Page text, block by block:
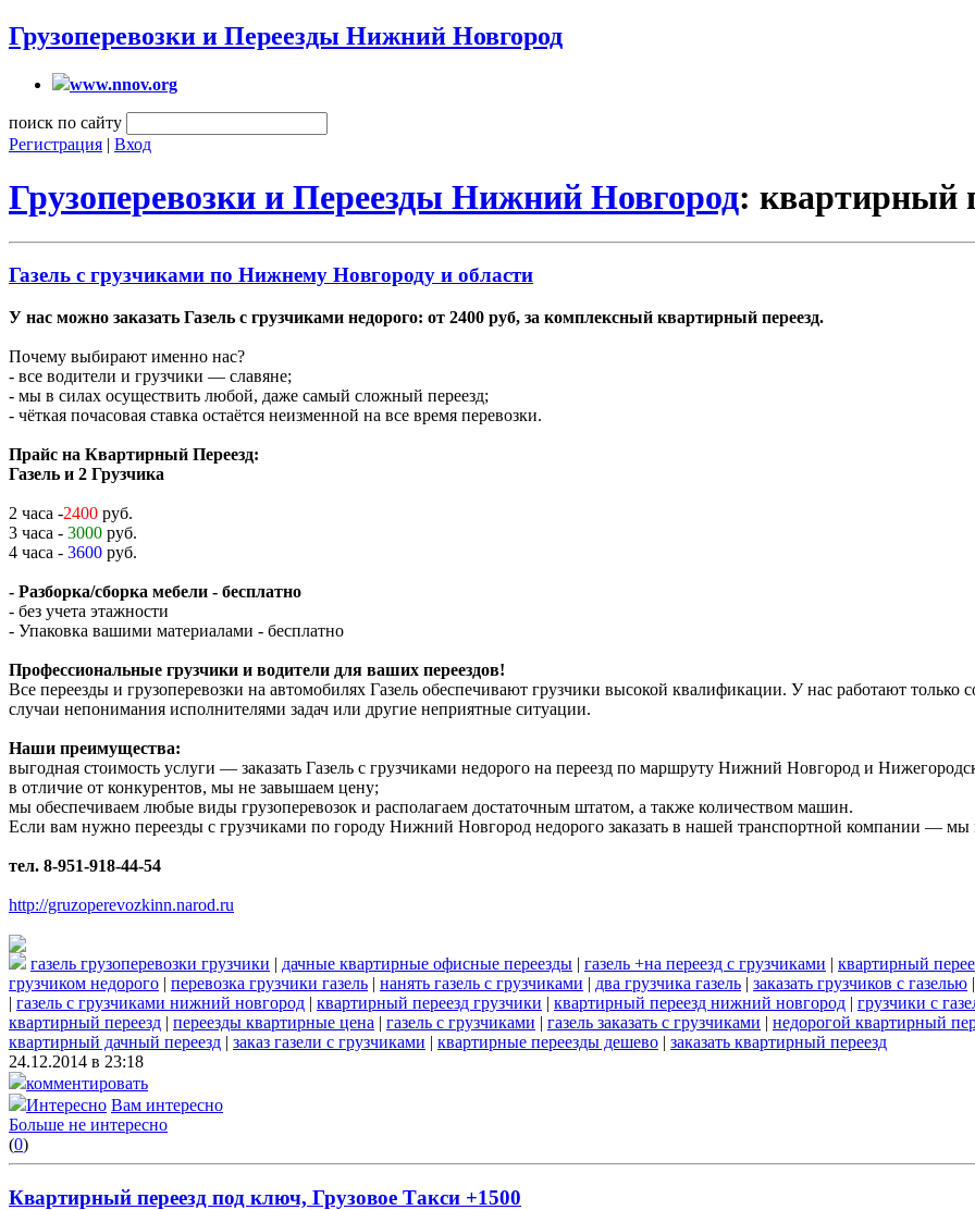
Грузоперевозки и Переезды Нижний Новгород
www.nnov.org
поиск по сайту
Регистрация | Вход
Грузоперевозки и Переезды Нижний Новгород: квартирный
Газель с грузчиками по Нижнему Новгороду и области
У нас можно заказать Газель с грузчиками недорого: от 2400 руб, за комплексный квартирный переезд.
Почему выбирают именно нас?
- все водители и грузчики — славяне;
- мы в силах осуществить любой, даже самый сложный переезд;
- чёткая почасовая ставка остаётся неизменной на все время перевозки.
Прайс на Квартирный Переезд:
Газель и 2 Грузчика
2 часа -2400 руб.
3 часа - 3000 руб.
4 часа - 3600 руб.
- Разборка/сборка мебели - бесплатно
- без учета этажности
- Упаковка вашими материалами - бесплатно
Профессиональные грузчики и водители для ваших переездов!
Все переезды и грузоперевозки на автомобилях Газель обеспечивают грузчики высокой квалификации. У нас работают
случаи непонимания исполнителями задач или другие неприятные ситуации.
Наши преимущества:
выгодная стоимость услуги — заказать Газель с грузчиками недорого на переезд по маршруту Нижний Новгород и
в отличие от конкурентов, мы не завышаем цену;
мы обеспечиваем любые виды грузоперевозок и располагаем достаточным штатом, а также количеством машин.
Если вам нужно переезды с грузчиками по городу Нижний Новгород недорого заказать в нашей транспортной компании — мы
тел. 8-951-918-44-54
http://gruzoperevozkinn.narod.ru
газель грузоперевозки грузчики | дачные квартирные офисные переезды | газель +на переезд с грузчиками | квартирный
грузчиком недорого | перевозка грузчики газель | нанять газель с грузчиками | два грузчика газель | заказать грузчиков с газелью |
| газель с грузчиками нижний новгород | квартирный переезд грузчики | квартирный переезд нижний новгород | грузчики с
квартирный переезд | переезды квартирные цена | газель с грузчиками | газель заказать с грузчиками | недорогой квартирный
квартирный дачный переезд | заказ газели с грузчиками | квартирные переезды дешево | заказать квартирный переезд
24.12.2014 в 23:18
комментировать
Интересно Вам интересно
Больше не интересно
(0)
Квартирный переезд под ключ, Грузовое Такси +1500